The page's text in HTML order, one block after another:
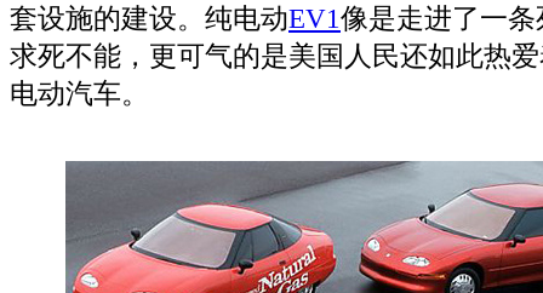
套设施的建设。纯电动EV1像是走进了一
求死不能，更可气的是美国人民还如此热
电动汽车。